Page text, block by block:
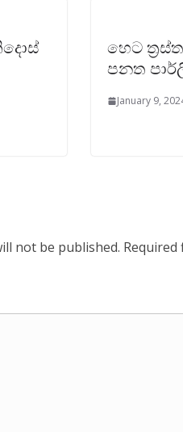
හෙට
පනත
January 9,
not be published. Required